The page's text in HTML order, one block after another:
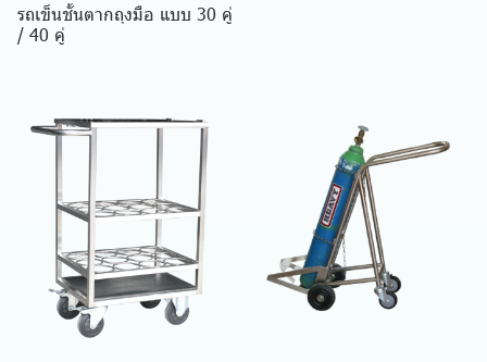
รถเข็นชั้นตากถุงมือ แบบ 30 คู่
/ 40 คู่